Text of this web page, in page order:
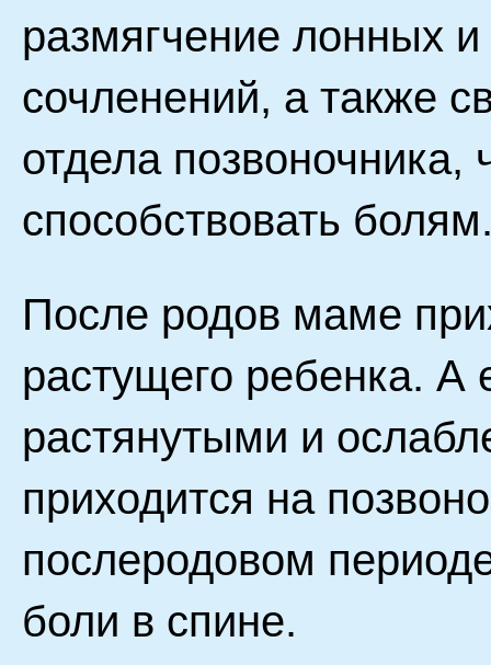
размягчение лонных
сочленений, а также
отдела позвоночника,
способствовать
После родов маме
растущего ребенка.
растянутыми и
приходится на
послеродовом
боли в спине.